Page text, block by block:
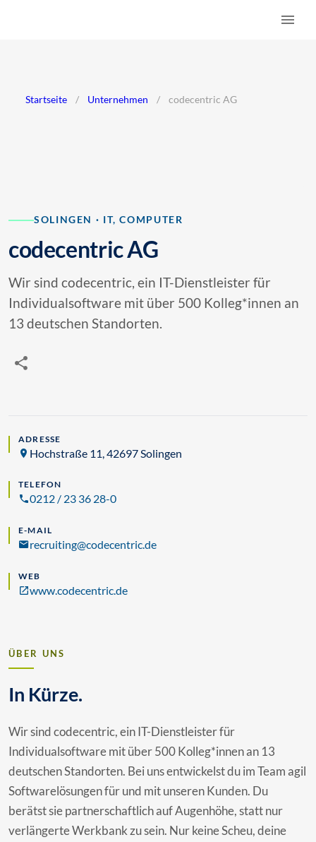
Startseite / Unternehmen / codecentric AG
SOLINGEN · IT, COMPUTER
codecentric AG
Wir sind codecentric, ein IT-Dienstleister für
Individualsoftware mit über 500 Kolleg*innen an
13 deutschen Standorten.
ADRESSE
Hochstraße 11, 42697 Solingen
TELEFON
0212 / 23 36 28-0
E-MAIL
recruiting@codecentric.de
WEB
www.codecentric.de
ÜBER UNS
In Kürze.
Wir sind codecentric, ein IT-Dienstleister für
Individualsoftware mit über 500 Kolleg*innen an 13
deutschen Standorten. Bei uns entwickelst du im Team agil
Softwarelösungen für und mit unseren Kunden. Du
berätst sie partnerschaftlich auf Augenhöhe, statt nur
verlängerte Werkbank zu sein. Nur keine Scheu, deine